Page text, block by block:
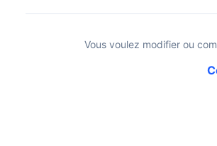
Vous voulez modifier ou